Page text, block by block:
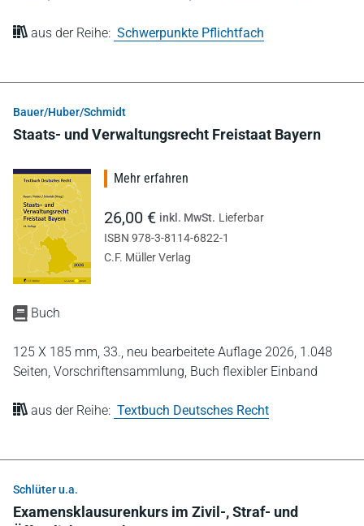
aus der Reihe: Schwerpunkte Pflichtfach
Bauer/Huber/Schmidt
Staats- und Verwaltungsrecht Freistaat Bayern
Buch
125 X 185 mm, 33., neu bearbeitete Auflage 2026, 1.048
Seiten, Vorschriftensammlung, Buch flexibler Einband
aus der Reihe: Textbuch Deutsches Recht
Mehr erfahren
26,00 € inkl. MwSt. Lieferbar
ISBN 978-3-8114-6822-1
C.F. Müller Verlag
Schlüter u.a.
Examensklausurenkurs im Zivil-, Straf- und